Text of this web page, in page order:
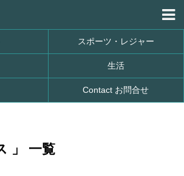
スポーツ・レジャー
生活
Contact お問合せ
」 一覧